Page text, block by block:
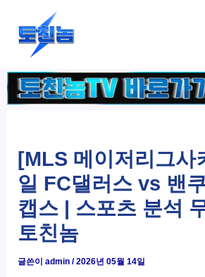
건
너
[MLS 메이저리그사
일 FC댈러스 vs 밴
캡스 | 스포츠 분석
토친놈
글쓴이admin/2026년 05월 14일